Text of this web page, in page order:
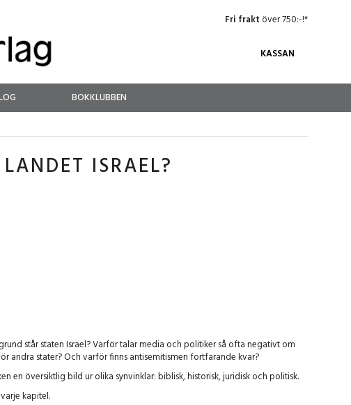
Fri frakt över 750:-!*
KASSAN
BOKKLUBBEN
ISRAEL?
står staten Israel? Varför talar media och politiker så ofta negativt om
andra stater? Och varför finns antisemitismen fortfarande kvar?
en översiktlig bild ur olika synvinklar: biblisk, historisk, juridisk och politisk.
kapitel.